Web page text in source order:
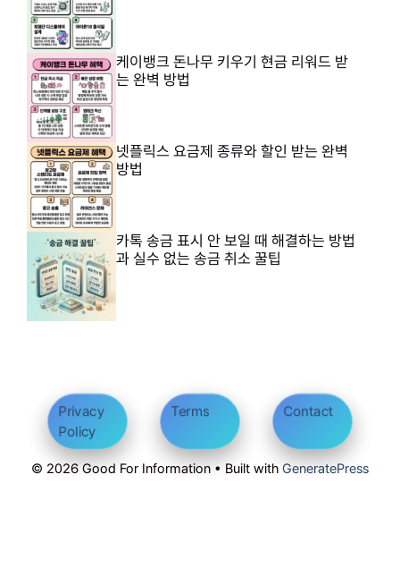
케이뱅크 돈나무 키우기 현금 리워드 받
는 완벽 방법
넷플릭스 요금제 종류와 할인 받는 완벽
방법
카톡 송금 표시 안 보일 때 해결하는 방법
과 실수 없는 송금 취소 꿀팁
© 2026 Good For Information • Built with GeneratePress
Privacy
Policy
Terms Contact